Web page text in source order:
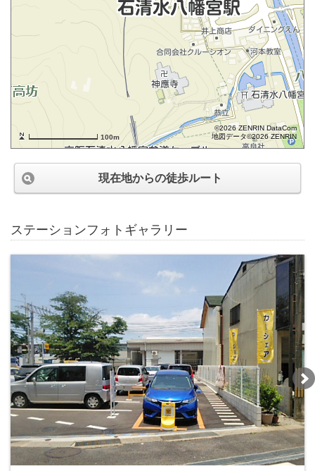
100m
©2026 ZENRIN DataCom
地図データ©2026 ZENRIN
現在地からの徒歩ルート
ステーションフォトギャラリー